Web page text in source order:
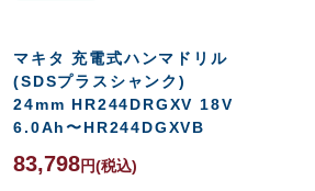
マキタ 充電式ハンマドリル
(SDSプラスシャンク)
24mm HR244DRGXV 18V
6.0Ah〜HR244DGXVB
83,798円(税込)